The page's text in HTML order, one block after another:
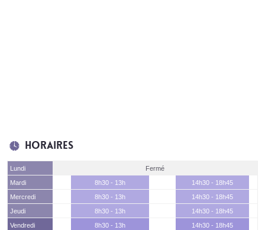
Horaires
Lundi
Fermé
Mardi
8h30 - 13h
14h30 - 18h45
Mercredi
8h30 - 13h
14h30 - 18h45
Jeudi
8h30 - 13h
14h30 - 18h45
Vendredi
8h30 - 13h
14h30 - 18h45